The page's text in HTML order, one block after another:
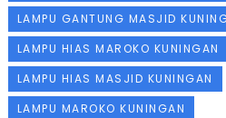
LAMPU GANTUNG MASJID
LAMPU HIAS MAROKO KUNINGAN
LAMPU HIAS MASJID KUNINGAN
LAMPU MAROKO KUNINGAN